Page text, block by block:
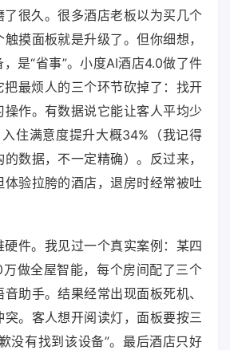
了很久。很多酒店老板以为买几个
摸面板就是升级了。但你细想，
是“省事”。小度AI酒店4.0做了件
最烦人的三个环节砍掉了：找开
操作。有数据说它能让客人平均少
住满意度提升大概34%（我记得
数据，不一定精确）。反过来，
验拉胯的酒店，退房时经常被吐
硬件。我见过一个真实案例：某四
做全屋智能，每个房间配了三个
助手。结果经常出现面板死机、
。客人想开阅读灯，面板要按三
没有找到该设备”。最后酒店只好